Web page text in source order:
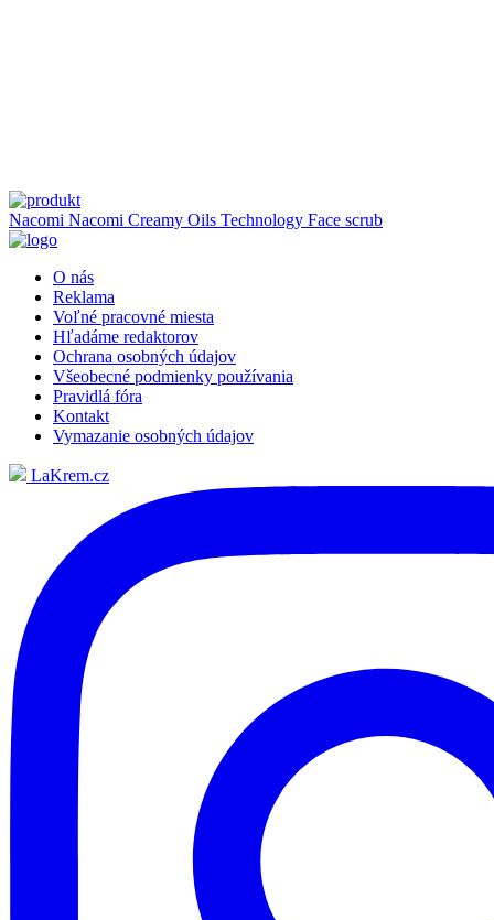
Nacomi Nacomi Creamy Oils Technology Face scrub
O nás
Reklama
Voľné pracovné miesta
Hľadáme redaktorov
Ochrana osobných údajov
Všeobecné podmienky používania
Pravidlá fóra
Kontakt
Vymazanie osobných údajov
LaKrem.cz